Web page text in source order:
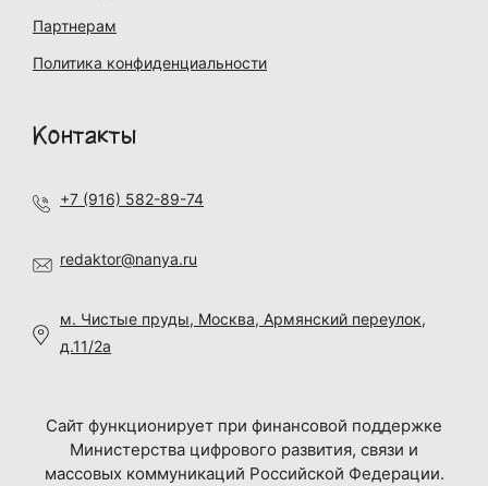
Партнерам
Политика конфиденциальности
Контакты
+7 (916) 582-89-74
redaktor@nanya.ru
м. Чистые пруды, Москва, Армянский переулок,
д.11/2а
Сайт функционирует при финансовой поддержке
Министерства цифрового развития, связи и
массовых коммуникаций Российской Федерации.